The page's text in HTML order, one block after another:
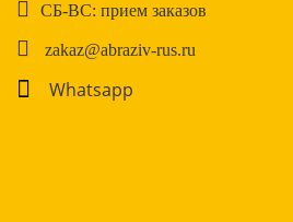
СБ-ВС: прием заказов
zakaz@abraziv-rus.ru
Whatsapp